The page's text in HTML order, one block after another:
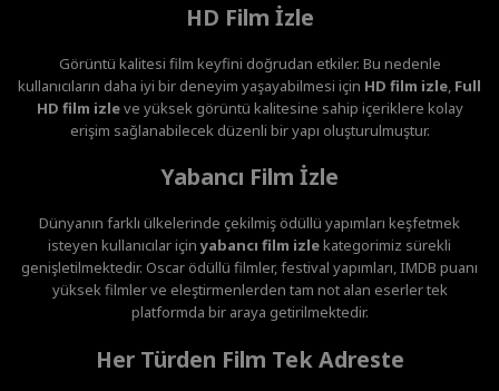
HD Film İzle
Görüntü kalitesi film keyfini doğrudan etkiler. Bu nedenle
kullanıcıların daha iyi bir deneyim yaşayabilmesi için HD film izle, Full
HD film izleve yüksek görüntü kalitesine sahip içeriklere kolay
erişim sağlanabilecek düzenli bir yapı oluşturulmuştur.
Yabancı Film İzle
Dünyanın farklı ülkelerinde çekilmiş ödüllü yapımları keşfetmek
isteyen kullanıcılar içinyabancı film izlekategorimiz sürekli
genişletilmektedir. Oscar ödüllü filmler, festival yapımları, IMDB puanı
yüksek filmler ve eleştirmenlerden tam not alan eserler tek
platformda bir araya getirilmektedir.
Her Türden Film Tek Adreste